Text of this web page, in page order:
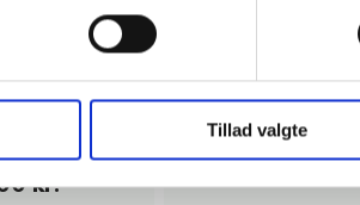
Tillad valgte
kr.
Kastrup
2 stk. Bælte
10,00 kr. pr. stk.